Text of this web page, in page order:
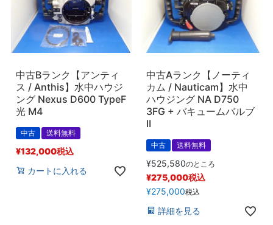
中古Bランク【アンティ
ス / Anthis】水中ハウジ
ング Nexus D600 TypeF
光 M4
中古 送料無料
¥132,000税込
カートに入れる
中古Aランク【ノーティ
カム / Nauticam】水中
ハウジング NA D750
3FG + バキュームバルブ
II
中古 送料無料
¥525,580のところ
¥275,000税込
¥275,000税込
詳細を見る